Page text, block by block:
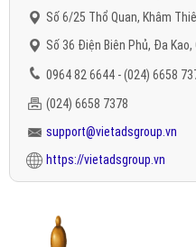
Số 6/25 Thổ Quan, Khâm
Số 36 Điện Biên Phủ, Đa Kao,
0964 82 6644 - (024) 6658
(024) 6658 7378
support@vietadsgroup.vn
https://vietadsgroup.vn